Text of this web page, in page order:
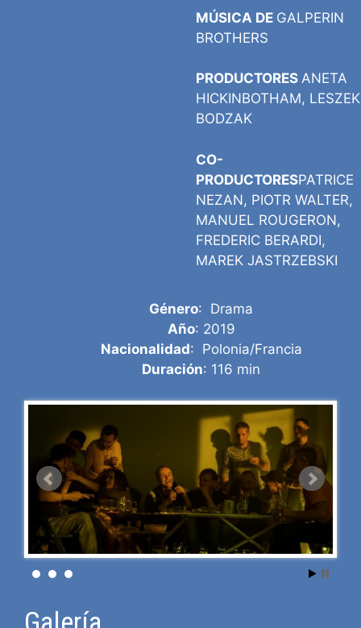
MÚSICA DE GALPERIN
BROTHERS
PRODUCTORES ANETA
HICKINBOTHAM, LESZEK
BODZAK
CO-
PRODUCTORESPATRICE
NEZAN, PIOTR WALTER,
MANUEL ROUGERON,
FREDERIC BERARDI,
MAREK JASTRZEBSKI
Género: Drama
Año: 2019
Nacionalidad: Polonia/Francia
Duración: 116 min